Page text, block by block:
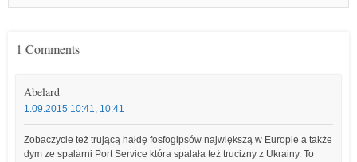
1 Comments
Abelard
1.09.2015 10:41, 10:41
Zobaczycie też trującą hałdę fosfogipsów największą w Europie a także
dym ze spalarni Port Service która spalała też trucizny z Ukrainy. To